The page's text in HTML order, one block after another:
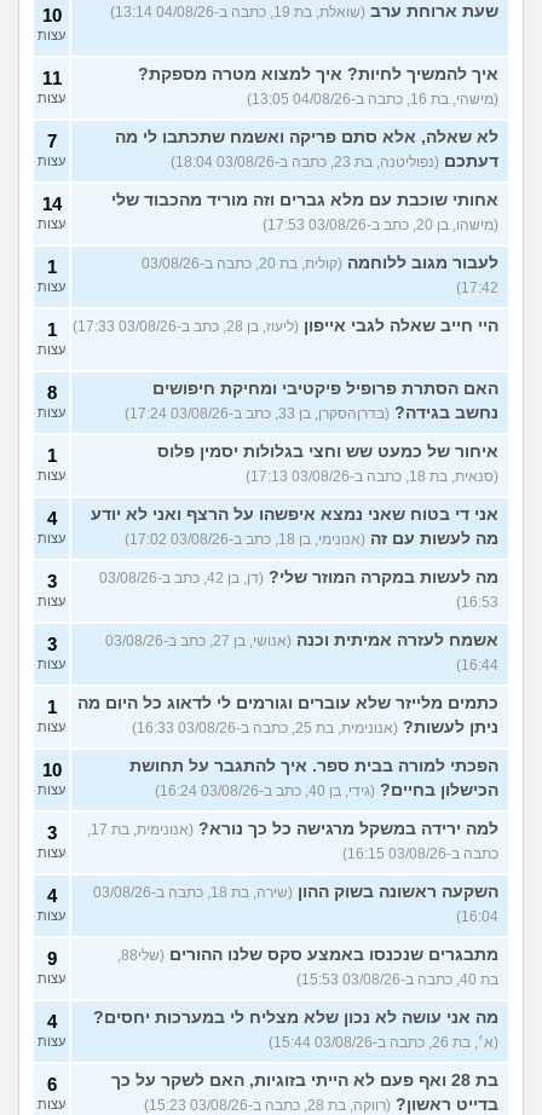
שעת ארוחת ערב (שואלת, בת 19, כתבה ב-04/08/26 13:14) 10
עצות
איך להמשיך לחיות? איך למצוא מטרה מספקת?
(מישהי, בת 16, כתבה ב-04/08/26 13:05)
11
עצות
לא שאלה, אלא סתם פריקה ואשמח שתכתבו לי מה
דעתכם (נפוליטנה, בת 23, כתבה ב-03/08/26 18:04)
7
עצות
אחותי שוכבת עם מלא גברים וזה מוריד מהכבוד שלי
(מישהו, בן 20, כתב ב-03/08/26 17:53)
14
עצות
לעבור מגוב ללוחמה
(קולית, בת 20, כתבה ב-03/08/26
17:42)
1
עצות
היי חייב שאלה לגבי אייפון (ליעוז, בן 28, כתב ב-03/08/26 17:33) 1
עצות
האם הסתרת פרופיל פיקטיבי ומחיקת חיפושים
נחשב בגידה? (בדרןהסקרן, בן 33, כתב ב-03/08/26 17:24)
8
עצות
איחור של כמעט שש וחצי בגלולות יסמין פלוס
(סנאית, בת 18, כתבה ב-03/08/26 17:13)
1
עצות
אני די בטוח שאני נמצא איפשהו על הרצף ואני לא יודע
מה לעשות עם זה (אנונימי, בן 18, כתב ב-03/08/26 17:02)
4
עצות
מה לעשות במקרה המוזר שלי?
(דן, בן 42, כתב ב-03/08/26
16:53)
3
עצות
אשמח לעזרה אמיתית וכנה
(אנושי, בן 27, כתב ב-03/08/26
16:44)
3
עצות
כתמים מלייזר שלא עוברים וגורמים לי לדאוג כל היום מה
ניתן לעשות? (אנונימית, בת 25, כתבה ב-03/08/26 16:33)
1
עצות
הפכתי למורה בבית ספר. איך להתגבר על תחושת
הכישלון בחיים? (גידי, בן 40, כתב ב-03/08/26 16:24)
10
עצות
למה ירידה במשקל מרגישה כל כך נורא?
(אנונימית, בת 17,
כתבה ב-03/08/26 16:15)
3
עצות
השקעה ראשונה בשוק ההון
(שירה, בת 18, כתבה ב-03/08/26
16:04)
4
עצות
מתבגרים שנכנסו באמצע סקס שלנו ההורים
(שלי88,
בת 40, כתבה ב-03/08/26 15:53)
9
עצות
מה אני עושה לא נכון שלא מצליח לי במערכות יחסים?
(א׳, בת 26, כתבה ב-03/08/26 15:44)
4
עצות
בת 28 ואף פעם לא הייתי בזוגיות, האם לשקר על כך
בדייט ראשון? (רווקה, בת 28, כתבה ב-03/08/26 15:23)
6
עצות